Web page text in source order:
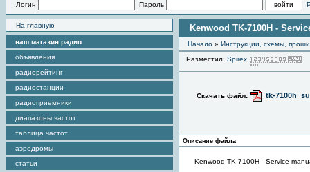
Логин Пароль
На главную
наш магазин радио
объявления
радиорейтинг
радиостанции
радиоприемники
диапазоны частот
таблица частот
аэродромы
статьи
Kenwood TK-7100H -
Начало » Инструкции, схемы,
Разместил: Spirex
Скачать файл: tk-
Описание файла
Kenwood TK-7100H - Service